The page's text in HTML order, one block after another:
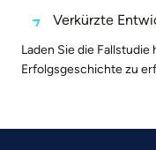
Verkürzte
Laden Sie die
Erfolgsgeschichte zu